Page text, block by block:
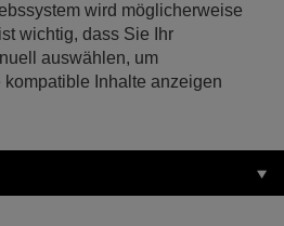
wird möglicherweise
wichtig, dass Sie Ihr
auswählen, um
Inhalte anzeigen